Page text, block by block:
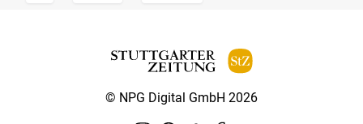
© NPG Digital GmbH 2026